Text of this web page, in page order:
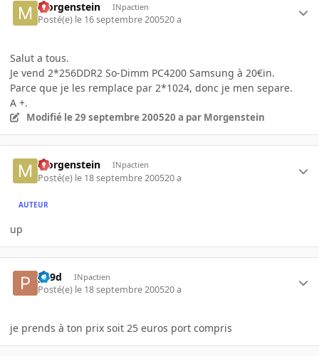
Morgenstein INpactien
Posté(e) le 16 septembre 200520 a
Salut a tous.
Je vend 2*256DDR2 So-Dimm PC4200 Samsung à 20€in.
Parce que je les remplace par 2*1024, donc je men separe.
A +.
Modifié le 29 septembre 200520 a par Morgenstein
Morgenstein INpactien
Posté(e) le 18 septembre 200520 a
AUTEUR
up
p19d INpactien
Posté(e) le 18 septembre 200520 a
je prends à ton prix soit 25 euros port compris